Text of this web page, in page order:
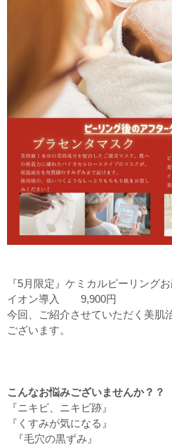
『5月限定』ケミカルピーリング
イオン導入 9,900円
今回、ご紹介させていただく美肌
ございます。
こんなお悩みございませんか？？
『ニキビ、ニキビ跡』
『くすみが気になる』
『毛穴の黒ずみ』